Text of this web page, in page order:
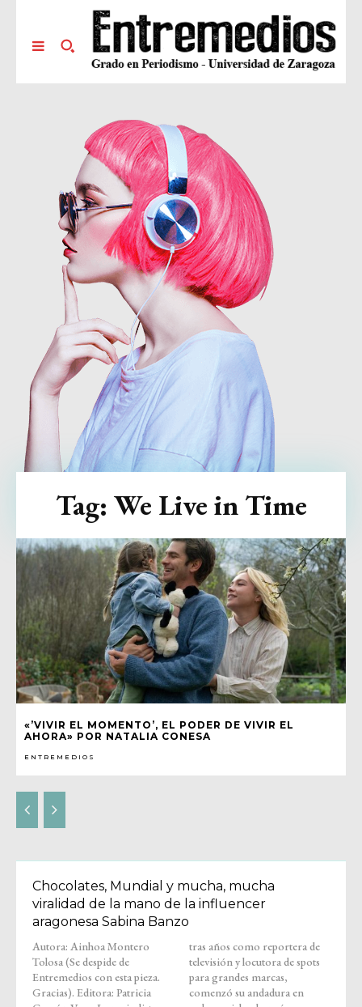
«’VIVIR EL MOMENTO’, EL PODER DE VIVIR EL
AHORA» POR NATALIA CONESA
ENTREMEDIOS
Tag: We Live in Time
Chocolates, Mundial y mucha, mucha
viralidad de la mano de la influencer
aragonesa Sabina Banzo
Autora: Ainhoa Montero
Tolosa (Se despide de
Entremedios con esta pieza.
Gracias). Editora: Patricia
tras años como reportera de
televisión y locutora de spots
para grandes marcas,
comenzó su andadura en